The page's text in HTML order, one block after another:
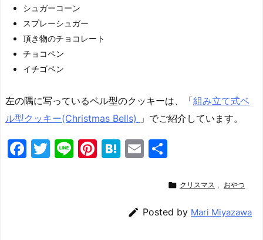
シュガーコーン
スプレーシュガー
頂き物のチョコレート
チョコペン
イチゴペン
左の隅に写っているベル型のクッキーは、「組み立て式ベ
ル型クッキー(Christmas Bells) 」でご紹介しています。
F
T
Li Pi H
a
E
l
 クリスマス , おやつ
 Posted by Mari Miyazawa